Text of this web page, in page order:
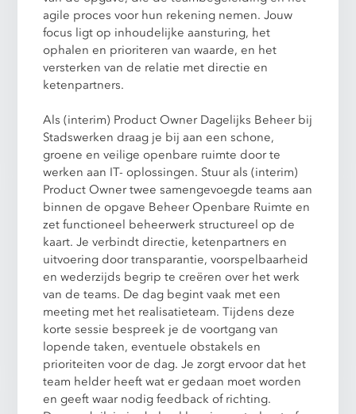
agile proces voor hun rekening nemen. Jouw
focus ligt op inhoudelijke aansturing, het
ophalen en prioriteren van waarde, en het
versterken van de relatie met directie en
ketenpartners.
Als (interim) Product Owner Dagelijks Beheer bij
Stadswerken draag je bij aan een schone,
groene en veilige openbare ruimte door te
werken aan IT- oplossingen. Stuur als (interim)
Product Owner twee samengevoegde teams aan
binnen de opgave Beheer Openbare Ruimte en
zet functioneel beheerwerk structureel op de
kaart. Je verbindt directie, ketenpartners en
uitvoering door transparantie, voorspelbaarheid
en wederzijds begrip te creëren over het werk
van de teams. De dag begint vaak met een
meeting met het realisatieteam. Tijdens deze
korte sessie bespreek je de voortgang van
lopende taken, eventuele obstakels en
prioriteiten voor de dag. Je zorgt ervoor dat het
team helder heeft wat er gedaan moet worden
en geeft waar nodig feedback of richting.